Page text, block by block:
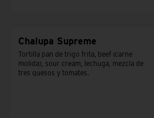
Chalupa Supreme
Tortilla pan de trigo frita, beef (carne
molida), sour cream, lechuga, mezcla de
tres quesos y tomates.